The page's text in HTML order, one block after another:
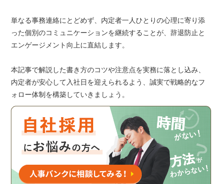
単なる事務連絡にとどめず、内定者一人ひとりの心理に寄り添
った個別のコミュニケーションを継続することが、辞退防止と
エンゲージメント向上に直結します。
本記事で解説した書き方のコツや注意点を実務に落とし込み、
内定者が安心して入社日を迎えられるよう、誠実で戦略的なフ
ォロー体制を構築していきましょう。